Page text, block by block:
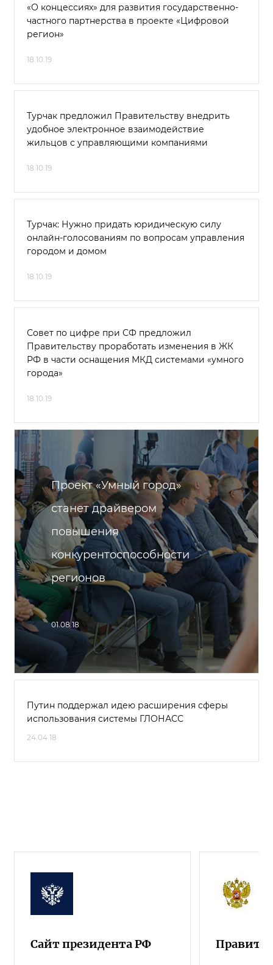
«О концессиях» для развития государственно-
частного партнерства в проекте «Цифровой
регион»
18.10.19
Турчак предложил Правительству внедрить
удобное электронное взаимодействие
жильцов с управляющими компаниями
18.10.19
Турчак: Нужно придать юридическую силу
онлайн-голосованиям по вопросам управления
городом и домом
18.10.19
Совет по цифре при СФ предложил
Правительству проработать изменения в ЖК
РФ в части оснащения МКД системами «умного
города»
18.10.19
Проект «Умный город»
станет драйвером
повышения
конкурентоспособности
регионов
01.08.18
Путин поддержал идею расширения сферы
использования системы ГЛОНАСС
24.04.18
Сайт президента РФ